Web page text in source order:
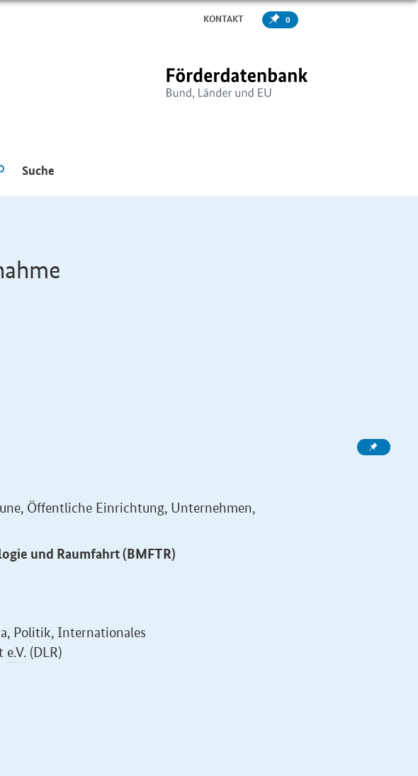
KONTAKT 0
Öffentliche Einrichtung, Unternehmen,
und Raumfahrt (BMFTR)
Politik, Internationales
e.V. (DLR)